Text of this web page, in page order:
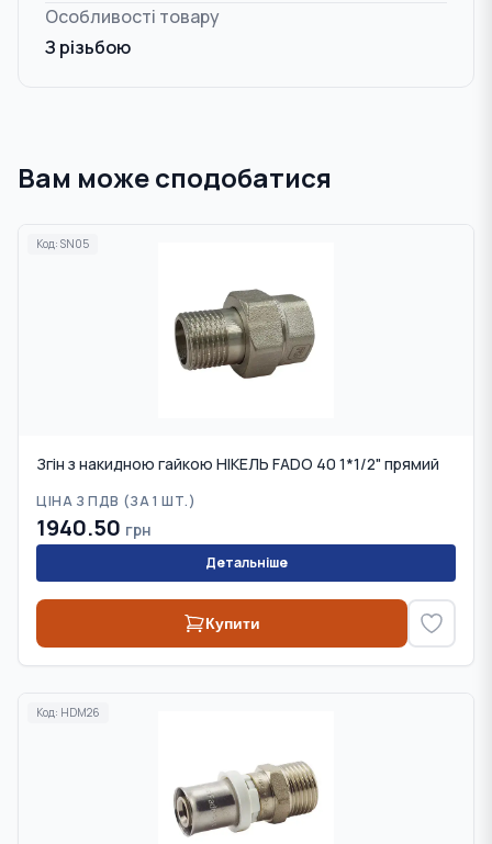
Особливості товару
З різьбою
Вам може сподобатися
Код: SN05
Згін з накидною гайкою НІКЕЛЬ FADO 40 1*1/2" прямий
ЦІНА З ПДВ (ЗА 1 ШТ.)
1940.50 грн
Детальніше
Купити
Код: HDM26